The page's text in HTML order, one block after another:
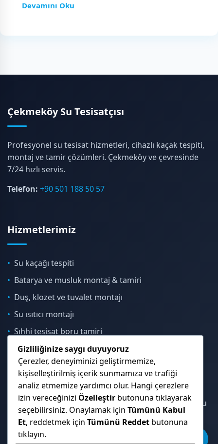
Devamını Oku
Çekmeköy Su Tesisatçısı
Profesyonel su tesisat hizmetleri, cihazlı kaçak tespiti,
montaj ve tamir çözümleri. Çekmeköy ve çevresinde
7/24 hızlı servis.
Telefon: +90 501 188 50 57
Hizmetlerimiz
Su kaçağı tespiti
Batarya ve musluk montaj & tamiri
Duş, klozet ve tuvalet montajı
Su ısıtıcı montajı
Sıhhi tesisat boru tamiri
İletişim & Konum
Çekmeköy, Sancaktepe, Ümraniye ve İstanbul Anadolu
Yakası genelinde hizmet veriyoruz.
Gizliliğinize saygı duyuyoruz
Çerezler, deneyiminizi geliştirmemize,
kişiselleştirilmiş içerik sunmamıza ve trafiği
analiz etmemize yardımcı olur. Hangi çerezlere
izin vereceğinizi Özelleştir butonuna tıklayarak
seçebilirsiniz. Onaylamak için Tümünü Kabul
Et, reddetmek için Tümünü Reddet butonuna
tıklayın.